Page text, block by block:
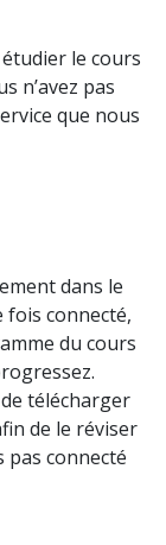
le cours
n’avez pas
que nous
dans le
fois connecté,
du cours
télécharger
de le réviser
pas connecté